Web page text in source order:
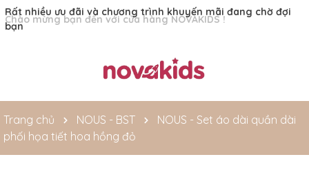
Rất nhiều ưu đãi và chương trình khuyến mãi đang chờ đợi
bạn
Trang chủ NOUS - BST
NOUS - Set áo dài quần dài
phối họa tiết hoa hồng đỏ